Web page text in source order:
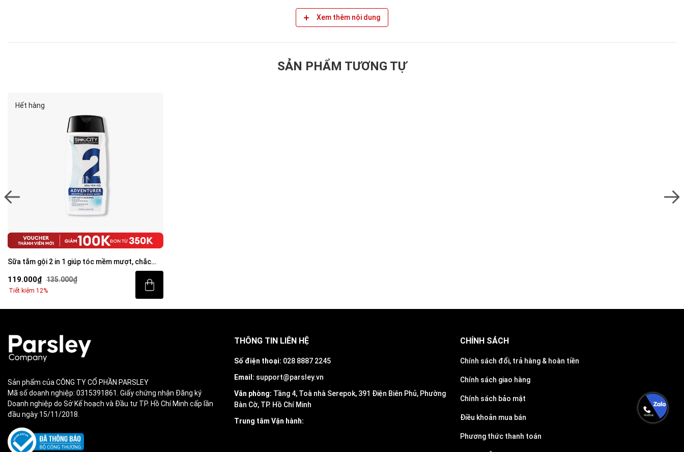
Xem thêm nội dung
SẢN PHẨM TƯƠNG TỰ
Hết hàng
Sữa tắm gội 2 in 1 giúp tóc mềm mượt, chắc
119.000₫ 135.000₫
Tiết kiệm 12%
Sản phẩm của CÔNG TY CỔ PHẦN PARSLEY
Mã số doanh nghiệp: 0315391861. Giấy chứng nhận Đăng ký
Doanh nghiệp do Sở Kế hoạch và Đầu tư TP. Hồ Chí Minh cấp lần
đầu ngày 15/11/2018.
THÔNG TIN LIÊN HỆ
Số điện thoại: 028 8887 2245
Email: support@parsley.vn
Văn phòng: Tầng 4, Toà nhà Serepok, 391 Điện Biên Phủ, Phường
Bàn Cờ, TP. Hồ Chí Minh
Trung tâm Vận hành:
CHÍNH SÁCH
Chính sách đổi, trả hàng & hoàn tiền
Chính sách giao hàng
Chính sách bảo mật
Điều khoản mua bán
Phương thức thanh toán